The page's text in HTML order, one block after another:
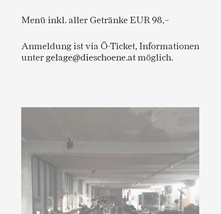
Menü inkl. aller Getränke EUR 98,–
Anmeldung ist via Ö-Ticket, Informationen
unter gelage@dieschoene.atmöglich.